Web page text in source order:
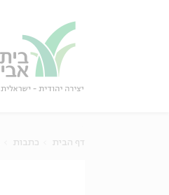
דף הבית כתבות